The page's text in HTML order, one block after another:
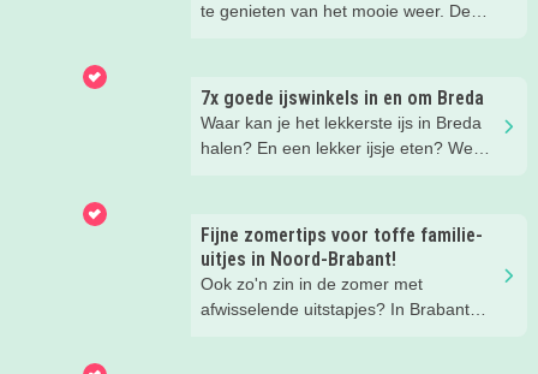
te genieten van het mooie weer. De
op het terras. Ideale combinatie.
Wij hebben een paar restaurants met
terras en speeltuin in Breda en
omgeving voor je op een rij gezet. Dat
7x goede ijswinkels in en om Breda
Waar kan je het lekkerste ijs in Breda
halen? En een lekker ijsje eten? We
kunt scoren voor je op een rijtje gezet.
Fijne zomertips voor toffe familie-
uitjes in Noord-Brabant!
Ook zo'n zin in de zomer met
afwisselende uitstapjes? In Brabant